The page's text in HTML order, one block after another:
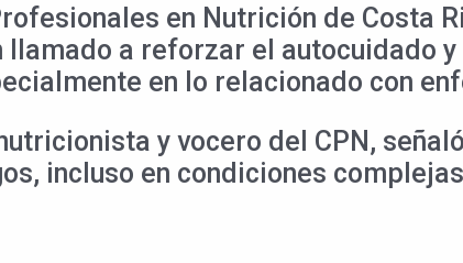
en Nutrición de Costa
llamado a reforzar el autocuidado
en lo relacionado con
y vocero del CPN,
incluso en condiciones